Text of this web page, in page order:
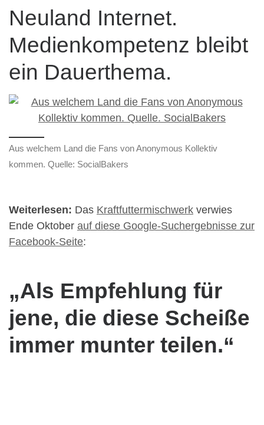
Neuland Internet.
Medienkompetenz bleibt
ein Dauerthema.
Aus welchem Land die Fans von Anonymous Kollektiv
kommen. Quelle: SocialBakers
Weiterlesen: Das Kraftfuttermischwerk verwies
Ende Oktober auf diese Google-Suchergebnisse zur
Facebook-Seite:
„Als Empfehlung für
jene, die diese Scheiße
immer munter teilen.“